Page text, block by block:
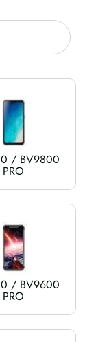
/ BV9800
PRO
/ BV9600
PRO